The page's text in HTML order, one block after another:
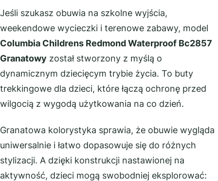
Jeśli szukasz obuwia na szkolne wyjścia,
weekendowe wycieczki i terenowe zabawy, model
Columbia Childrens Redmond Waterproof Bc2857
Granatowy został stworzony z myślą o
dynamicznym dziecięcym trybie życia. To buty
trekkingowe dla dzieci, które łączą ochronę przed
wilgocią z wygodą użytkowania na co dzień.
Granatowa kolorystyka sprawia, że obuwie wygląda
uniwersalnie i łatwo dopasowuje się do różnych
stylizacji. A dzięki konstrukcji nastawionej na
aktywność, dzieci mogą swobodniej eksplorować: